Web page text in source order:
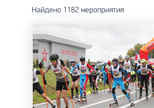
Найдено 1182 мероприятия